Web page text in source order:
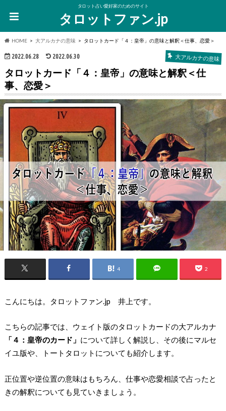
タロット占い愛好家のためのサイト
タロットファン.jp
HOME 大アルカナの意味 タロットカード「４：皇帝」の意味と解釈＜仕事、恋愛＞
2022.06.28 2022.06.30 大アルカナの意味
タロットカード「４：皇帝」の意味と解釈＜仕
事、恋愛＞
4 2
こんにちは。タロットファン.jp 井上です。
こちらの記事では、ウェイト版のタロットカードの大アルカナ
「４：皇帝のカード」 について詳しく解説し、その後にマルセ
イユ版や、トートタロットについても紹介します。
正位置や逆位置の意味はもちろん、仕事や恋愛相談で占ったと
きの解釈についても見ていきましょう。